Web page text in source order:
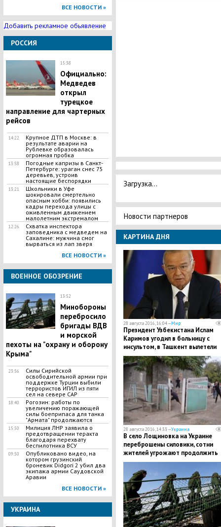
ВСЕ НОВОСТИ »
Добавить рекламное обьявление
РОССИЯ
15:38
Официально:
Медведев
открыл
турецкое
направление для чартерных
рейсов
14:22
Крупное ДТП в Москве: в
результате аварии на
Рублевке образовалась
огромная пробка
13:58
​Погодные капризы в Санкт-
Петербурге: ураган снес 75
деревьев, устроив
настоящие беспорядки
13:21
​Школьники в Уфе
шокировали смертельно
опасным хобби: появились
кадры перехода улицы с
оживленным движением
малолетним экстремалом
12:26
​Схватка инспектора
заповедника с медведем на
Сахалине: мужчина смог
вырваться из лап зверя
ВСЕ НОВОСТИ »
ВОЕННОЕ ОБОЗРЕНИЕ
13:52
Минобороны
перебросило
бригады ВДВ
и морской
пехоты на "охрану и оборону
Крыма"
23:56
Силы Сирийской
освободительной армии при
поддержке Турции выбили
террористов ИГИЛ из пяти
сел на севере САР
18:40
Рогозин: работы по
увеличению поражающей
силы боеприпаса для танка
"Армата" продолжаются
15:50
Милиция ЛНР заявила о
предотвращении теракта
благодаря перехвату
беспилотника ВСУ
09:50
Опубликовано видео, на
котором грузинский
броневик Didgori 2 убил два
экипажа армии Саудовской
Аравии
ВСЕ НОВОСТИ »
УКРАИНА
Загрузка...
Новости партнеров
КАРТИНА ДНЯ
28 августа 2016, 16:04 —Мир
Президент Узбекистана Ислам
Каримов угодил в больницу с
инсультом, в Ташкент вылетели
зарубежные медики - СМИ
28 августа 2016, 14:33 —Украина
В село Лощиновка на Украине
переброшены силовики, сотни
жителей угрожают продолжить
громить дома цыган